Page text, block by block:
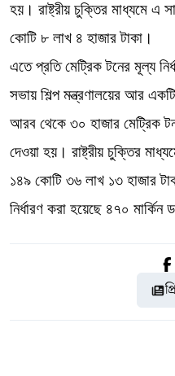
হয়। রাষ্ট্রীয় চুক্তির মাধ্যমে এ
কোটি ৮ লাখ ৪ হাজার টাকা।
এতে প্রতি মেট্রিক টনের মূল্য
সভায় শিল্প মন্ত্রণালয়ের আর
আরব থেকে ৩০ হাজার মেট্রিক
দেওয়া হয়। রাষ্ট্রীয় চুক্তির
১৪৯ কোটি ৩৬ লাখ ১৩ হাজার
নির্ধারণ করা হয়েছে ৪৭০ মার্কিন